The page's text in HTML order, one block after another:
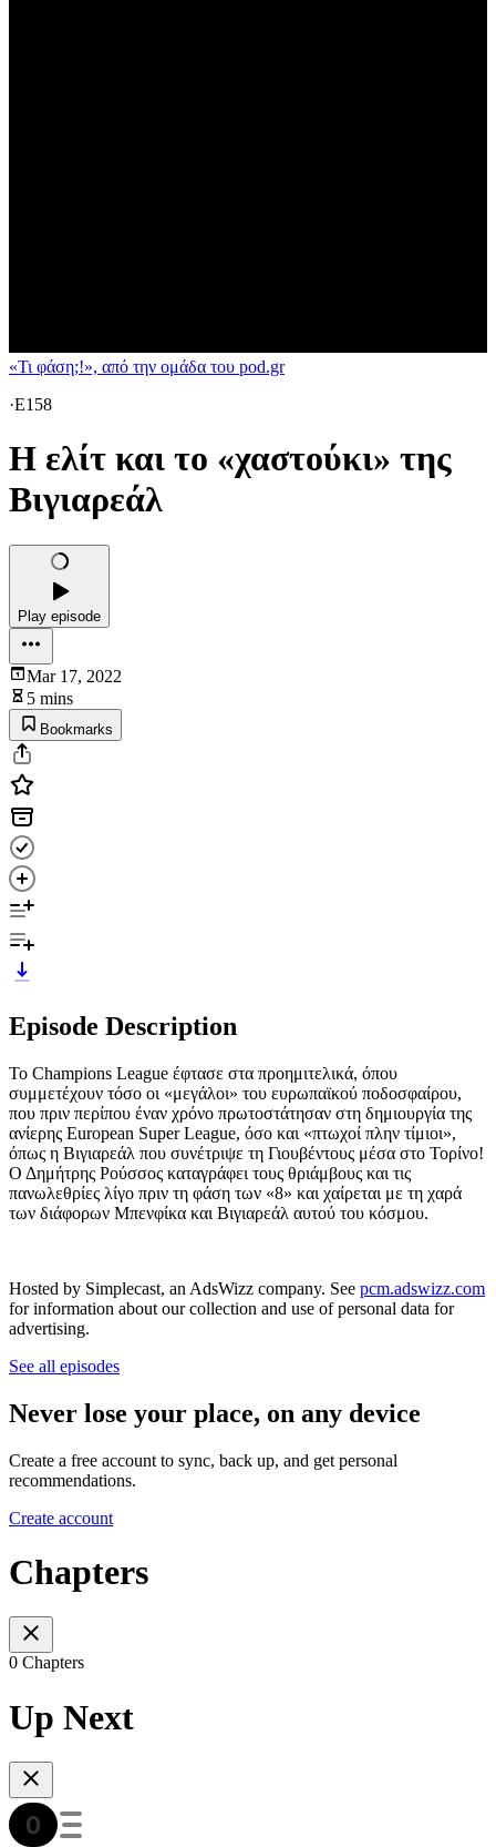
«Τι φάση;!», από την ομάδα του pod.gr
·E158
Η ελίτ και το «χαστούκι» της
Βιγιαρεάλ
Play episode
Mar 17, 2022
5 mins
Bookmarks
Episode Description
Το Champions League έφτασε στα προημιτελικά, όπου
συμμετέχουν τόσο οι «μεγάλοι» του ευρωπαϊκού ποδοσφαίρου,
που πριν περίπου έναν χρόνο πρωτοστάτησαν στη δημιουργία της
ανίερης European Super League, όσο και «πτωχοί πλην τίμιοι»,
όπως η Βιγιαρεάλ που συνέτριψε τη Γιουβέντους μέσα στο Τορίνο!
Ο Δημήτρης Ρούσσος καταγράφει τους θριάμβους και τις
πανωλεθρίες λίγο πριν τη φάση των «8» και χαίρεται με τη χαρά
των διάφορων Μπενφίκα και Βιγιαρεάλ αυτού του κόσμου.
Hosted by Simplecast, an AdsWizz company. See pcm.adswizz.com
for information about our collection and use of personal data for
advertising.
See all episodes
Never lose your place, on any device
Create a free account to sync, back up, and get personal
recommendations.
Create account
Chapters
0 Chapters
Up Next